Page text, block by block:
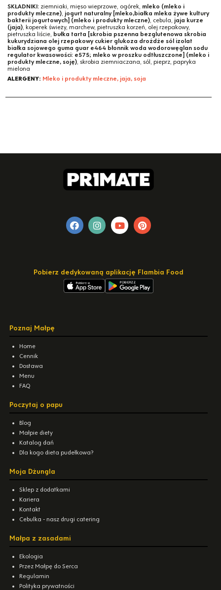
SKŁADNIKI: ziemniaki, mięso wieprzowe, ogórek, mleko (mleko i
produkty mleczne), jogurt naturalny [mleko,białka mleka żywe kultury
bakterii jogurtowych] (mleko i produkty mleczne), cebula, jaja kurze
(jaja), koperek świeży, marchew, pietruszka korzeń, olej rzepakowy,
pietruszka liście, bułka tarta [skrobia pszenna bezglutenowa skrobia
kukurydziana olej rzepakowy cukier glukoza drożdże sól izolat
białka sojowego guma guar e464 błonnik woda wodorowęglan sodu
regulator kwasowości: e575; mleko w proszku odtłuszczone] (mleko i
produkty mleczne, soję), skrobia ziemniaczana, sól, pieprz, papryka
mielona
ALERGENY: Mleko i produkty mleczne, jaja, soja
Pobierz dedykowaną aplikację Flambia Food
Poznaj Małpę
Home
Cennik
Dostawa
Menu
FAQ
Poczytaj o papu
Blog
Małpie diety
Katalog dań
Dla kogo dieta pudełkowa?
Moja Dżungla
Sklep z dodatkami
Kariera
Kontakt
Cebulka - nasz drugi catering
Małpa z zasadami
Ekologia
Przez Małpę do Serca
Regulamin
Polityka prywatności